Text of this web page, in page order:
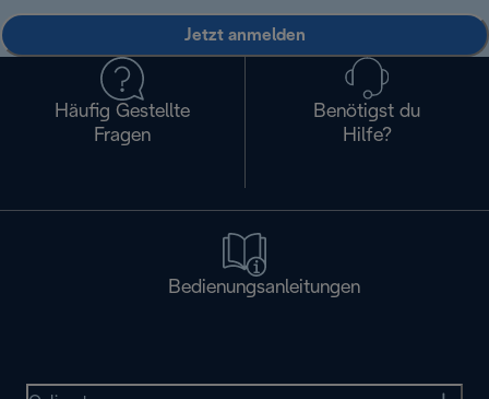
Jetzt anmelden
Häufig Gestellte
Fragen
Benötigst du
Hilfe?
Bedienungsanleitungen